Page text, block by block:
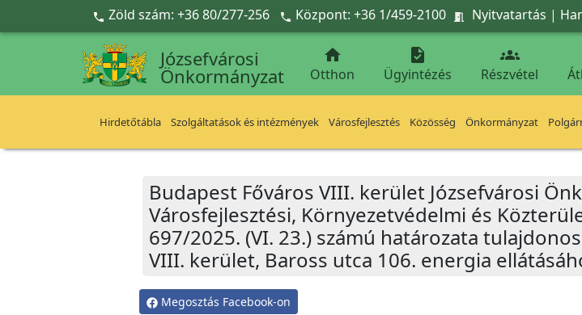
Ugrás a fő tartalomra
 Zöld szám: +36 80/277-256  Központ: +36 1/459-2100  Nyitvatartás |
Józsefvárosi
Önkormányzat

Otthon

Ügyintézés

Részvétel
Hirdetőtábla Szolgáltatások és intézmények Városfejlesztés Közösség Önkormányzat
Budapest Főváros VIII. kerület Józsefvárosi
Városfejlesztési, Környezetvédelmi és
697/2025. (VI. 23.) számú határozata
VIII. kerület, Baross utca 106. energia
Megosztás Facebook-on